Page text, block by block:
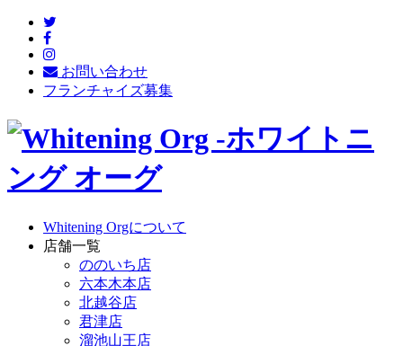
お問い合わせ
フランチャイズ募集
Whitening Orgについて
店舗一覧
ののいち店
六本木本店
北越谷店
君津店
溜池山王店